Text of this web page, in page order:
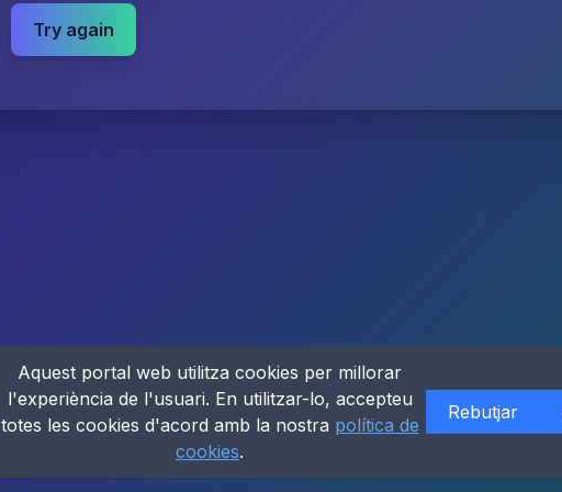
Try again
Aquest portal web utilitza cookies per millorar
l'experiència de l'usuari. En utilitzar-lo, accepteu
totes les cookies d'acord amb la nostra política de
cookies.
Rebutjar